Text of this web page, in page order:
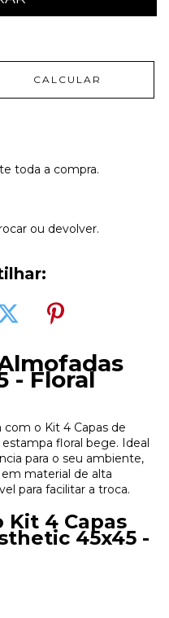
CALCULAR
toda a compra.
ou devolver.
- Floral
com o Kit 4 Capas de
floral bege. Ideal
para o seu ambiente,
em material de alta
para facilitar a troca.
Kit 4 Capas
45x45 -